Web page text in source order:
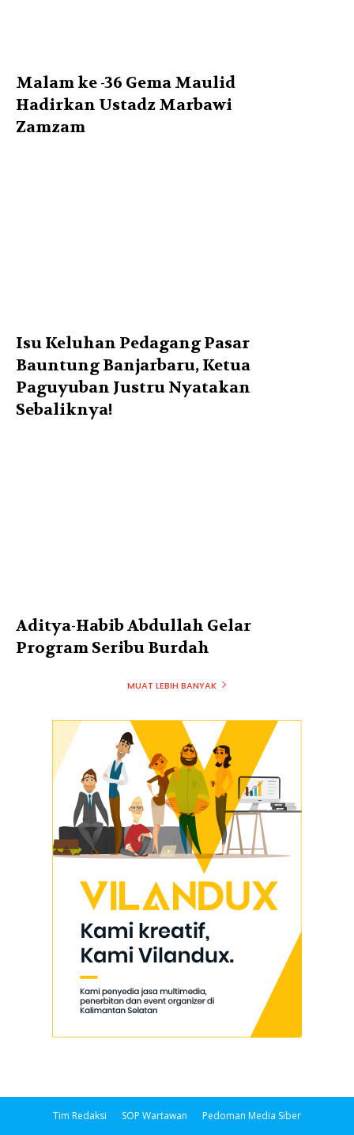
Malam ke -36 Gema Maulid
Hadirkan Ustadz Marbawi
Zamzam
Isu Keluhan Pedagang Pasar
Bauntung Banjarbaru, Ketua
Paguyuban Justru Nyatakan
Sebaliknya!
Aditya-Habib Abdullah Gelar
Program Seribu Burdah
MUAT LEBIH BANYAK
Tim Redaksi SOP Wartawan Pedoman Media Siber